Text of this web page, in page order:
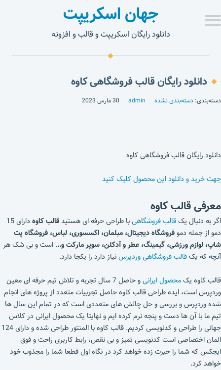
جهان اسکریپت
دانلود رایگان اسکریپت و قالب و افزونه
دانلود رایگان قالب فروشگاهی کاوه
دسته‌بندی: دسته‌بندی نشده admin 30 مارس 2023
دانلود رایگان قالب فروشگاهی کاوه
جهت خرید و دانلود این محصول کلیک کنید
معرفی قالب کاوه
اگر به دنبال یکقالب فروشگاهیبا طراحی حرفه ای هستیدقالب کاوه
دارای 15
دمو از جمله دموفروشگاه دیجیتال، مبلمان، اکسسوری، لباس، فروشگاه پت
شاپ، لوازم ورزشی، گیمینگ، عطر و آدکلن، سوپر مارکت و... است و بی شک هر
آنچه که یکقالب فروشگاهی وردپرسنیاز دارد را یکجا دارد.
قالب کاوه یکمحصول ایرانی
و حاصل 7 سال تجربه و تلاش تیم حرفه ای معین
وردپرس است، ایده طراحی قالب کاوه حاصل تجربیات متعدد از پروژه های انجام
شده وردپرس و بررسی و حل چالش های متعددی است که در تمام این سال ها
تیم ما با آن ها دست و پنجه نرم کرده ایم و نهایتا یک محصول ایرانی در کلاس
جهانی را طراحی و کدنویسی کردیم. قالب کاوه با المنتور طراحی شده و دارای 124
المان اختصاصی است کدنویسی تمیز و بی نقص، رابط کاربری راحت و فوق
ایجکس که شما را حیرت زده خواهد کرد در نگاه اول قطعا شما را مجذوب خود
خواهد کرد.